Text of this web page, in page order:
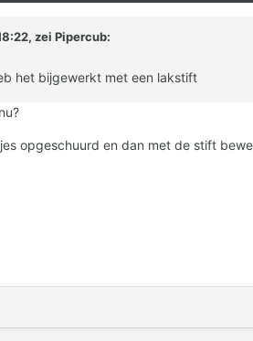
zei Pipercub:
het bijgewerkt met een lakstift
opgeschuurd en dan met de stift